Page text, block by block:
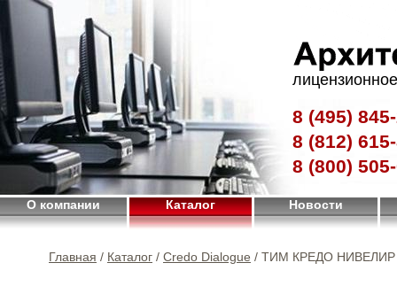
8 (495)
8 (812)
8 (800)
О компании Каталог Новости
Главная / Каталог / Credo Dialogue / ТИМ КРЕДО НИВЕЛИР